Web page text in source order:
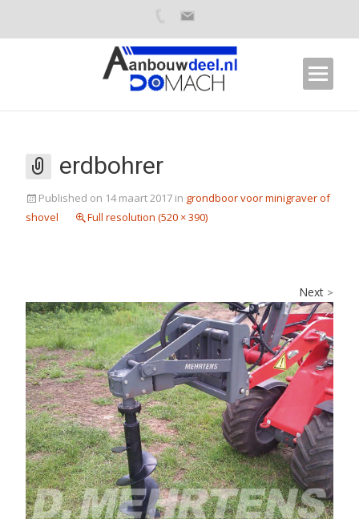
erdbohrer
Published on 14 maart 2017 in grondboor voor minigraver of
shovel
Full resolution (520 × 390)
Next >